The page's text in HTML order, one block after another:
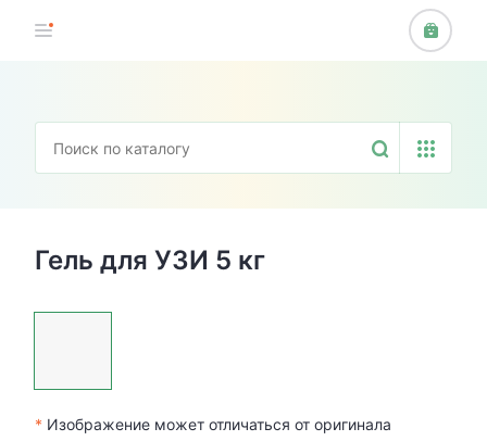
Гель для УЗИ 5 кг
* Изображение может отличаться от оригинала